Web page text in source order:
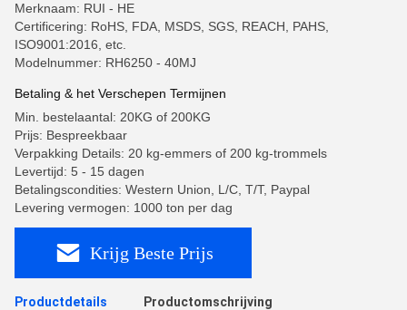
Merknaam: RUI - HE
Certificering: RoHS, FDA, MSDS, SGS, REACH, PAHS,
ISO9001:2016, etc.
Modelnummer: RH6250 - 40MJ
Betaling & het Verschepen Termijnen
Min. bestelaantal: 20KG of 200KG
Prijs: Bespreekbaar
Verpakking Details: 20 kg-emmers of 200 kg-trommels
Levertijd: 5 - 15 dagen
Betalingscondities: Western Union, L/C, T/T, Paypal
Levering vermogen: 1000 ton per dag
Krijg Beste Prijs
Productdetails Productomschrijving